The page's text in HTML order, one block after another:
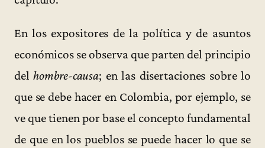
En los expositores de la política y de asuntos
económicos se observa que parten del principio
delhombre-causa; en las disertaciones sobre lo
que se debe hacer en Colombia, por ejemplo, se
ve que tienen por base el concepto fundamental
de que en los pueblos se puede hacer lo que se